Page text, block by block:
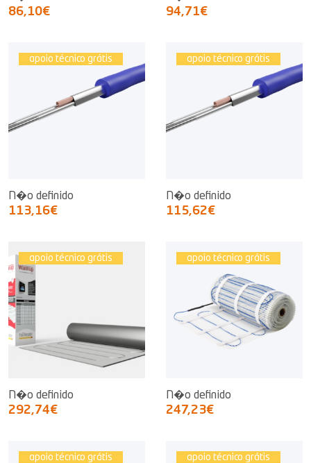
86,10€ 94,71€
apoio técnico grátis
N�o definido
113,16€
apoio técnico grátis
N�o definido
115,62€
apoio técnico grátis
N�o definido
292,74€
apoio técnico grátis
N�o definido
247,23€
apoio técnico grátis apoio técnico grátis